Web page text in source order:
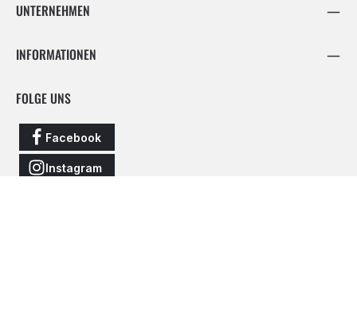
UNTERNEHMEN
INFORMATIONEN
FOLGE UNS
Facebook
Instagram